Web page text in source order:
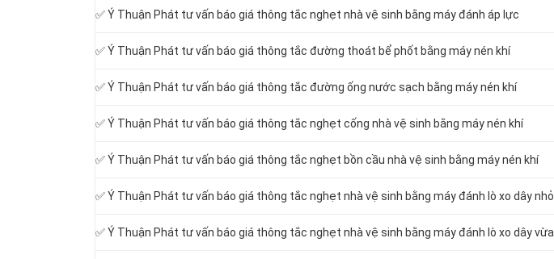
✅ Ý Thuận Phát tư vấn báo giá thông tắc nghẹt nhà vệ sinh bằng máy đánh áp lực
✅ Ý Thuận Phát tư vấn báo giá thông tắc đường thoát bể phốt bằng máy nén khí
✅ Ý Thuận Phát tư vấn báo giá thông tắc đường ống nước sạch bằng máy nén khí
✅ Ý Thuận Phát tư vấn báo giá thông tắc nghẹt cống nhà vệ sinh bằng máy nén khí
✅ Ý Thuận Phát tư vấn báo giá thông tắc nghẹt bồn cầu nhà vệ sinh bằng máy nén khí
✅ Ý Thuận Phát tư vấn báo giá thông tắc nghẹt nhà vệ sinh bằng máy đánh lò xo dây nhỏ
✅ Ý Thuận Phát tư vấn báo giá thông tắc nghẹt nhà vệ sinh bằng máy đánh lò xo dây vừa